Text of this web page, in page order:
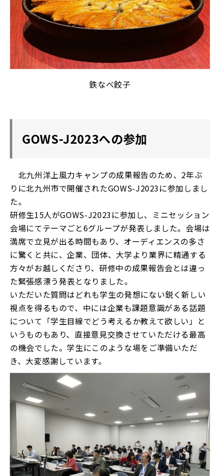
鉄なべ餃子
GOWS-J2023への参加
北九州洋上風力キャンプの成果報告のため、2年ぶ
りに北九州市で開催されたGOWS-J2023に参加しまし
た。
研修生15人がGOWS-J2023に参加し、ミニセッション
会場にてテーマごと6グループが発表しました。会場は
満席で立見が出る時間もあり、オーディエンスの多さ
に驚くと共に、企業、団体、大学より業界に精通する
方々がお越しくださり、研修中の成果報告会とは違っ
た緊張感漂う発表となりました。
いただいた質問はどれも学生の発想にない鋭く新しい
視点を得るもので、中には企業も課題意識がある話題
について「学生目線でどう考えるか教えて欲しい」と
いうものもあり、直接意見交換させていただける最高
の機会でした。学生にこのような場をご準備いただ
き、大変感謝しています。